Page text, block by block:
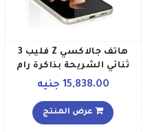
هاتف جالاكسي Z فليب 3
ثنائي الشريحة بذاكرة رام
سعة 8 جيجابايت وذاكرة
ويدعم تقنية 5G
15,838.00 جنيه
عرض المنتج